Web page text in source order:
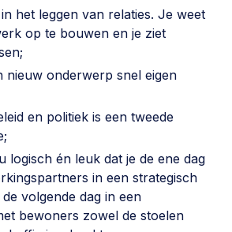
het leggen van relaties. Je weet
op te bouwen en je ziet
nieuw onderwerp snel eigen
en politiek is een tweede
logisch én leuk dat je de ene dag
in een strategisch
volgende dag in een
bewoners zowel de stoelen